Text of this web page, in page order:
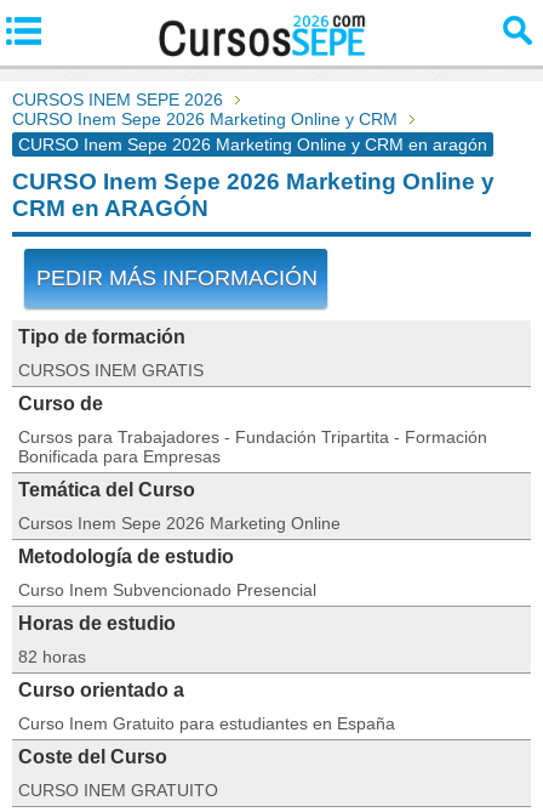
CURSOS INEM SEPE 2026
CURSO Inem Sepe 2026 Marketing Online y CRM
CURSO Inem Sepe 2026 Marketing Online y CRM en aragón
CURSO Inem Sepe 2026 Marketing Online y
CRM en ARAGÓN
PEDIR MÁS INFORMACIÓN
Tipo de formación
CURSOS INEM GRATIS
Curso de
Cursos para Trabajadores - Fundación Tripartita - Formación
Bonificada para Empresas
Temática del Curso
Cursos Inem Sepe 2026 Marketing Online
Metodología de estudio
Curso Inem Subvencionado Presencial
Horas de estudio
82 horas
Curso orientado a
Curso Inem Gratuito para estudiantes en España
Coste del Curso
CURSO INEM GRATUITO